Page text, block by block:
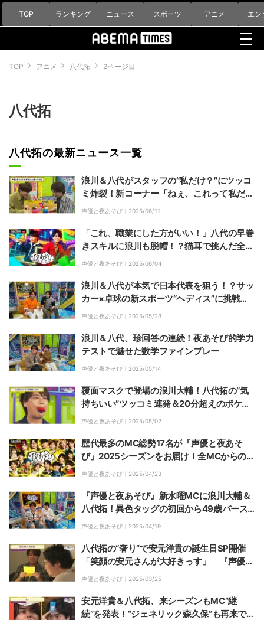
TOP ランキング ニュース スポーツ アニメ エン
TOP アニメ 八代拓 2ページ目
八代拓
八代拓の最新ニュース一覧
浪川＆八代がスタッフの“私だけ？”にツッコ
ミ炸裂！新コーナー「ねぇ、これって私だ
け？」
声優と夜あそび｜ 2025/06/11
「これ、職業にした方がいい！」八代の早巻
きスキルに浪川も脱帽！？猫耳で挑んだ全力
チャレンジに爆笑の渦
声優と夜あそび｜ 2025/06/04
浪川＆八代が本気で日本代表を狙う！？サッ
カー×卓球の新スポーツ“ヘディス”に挑戦
で、まさかの神ラリー連発！
声優と夜あそび｜ 2025/05/28
浪川＆八代、珍回答の連続！夜あそび的学力
テストで魅せた数学ファインプレー
声優と夜あそび｜ 2025/05/14
覆面マスクで登場の浪川大輔！八代拓の“気
持ちいい”ツッコミ連発＆20分超えのボケ攻
防にスタジオ爆笑
声優と夜あそび｜ 2025/05/02
歴代最多のMC総勢17名が『声優と夜あそ
び』2025シーズンをお届け！全MCからの手
書きメッセージも到着
声優と夜あそび｜ 2025/04/23
『声優と夜あそび』新水曜MCに浪川大輔＆
八代拓！異色タッグの初回から49歳バース
デーもお祝い
声優と夜あそび｜ 2025/04/19
八代拓の“奢り”で安元洋貴の誕生日SP開催
「笑顔の安元さんが大好きっす」 『声優と
夜あそび 月』今季ラスト放送
声優と夜あそび｜ 2025/03/25
安元洋貴＆八代拓、来シーズンもMC“継
続”を発表！“ジェネリック森久保”も再来で爆